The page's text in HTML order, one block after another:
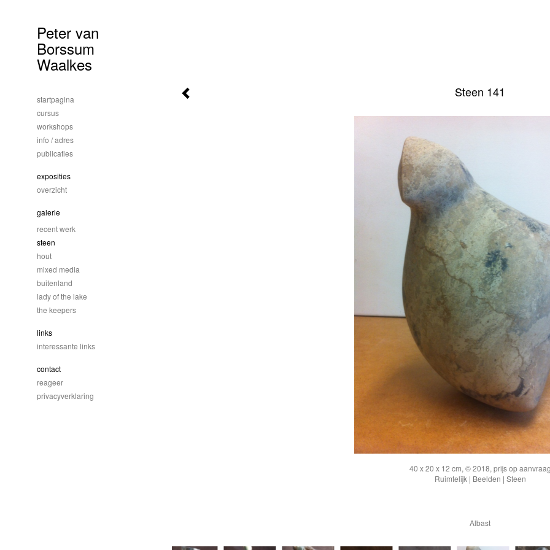
Steen 141
40 x 20 x 12 cm, © 2018, prijs op
Ruimtelijk | Beelden | Steen
Albast
Peter van
Borssum
Waalkes
startpagina
cursus
workshops
info / adres
publicaties
exposities
overzicht
galerie
recent werk
steen
hout
mixed media
buitenland
lady of the lake
the keepers
links
interessante links
contact
reageer
privacyverklaring